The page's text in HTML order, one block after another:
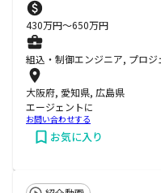
430万円〜650万円
組込・制御エンジニア, プロジ
大阪府, 愛知県, 広島県
エージェントに
お問い合わせする
お気に入り